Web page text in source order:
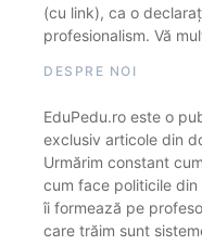
(cu link), ca o
profesionalism. Vă
DESPRE NOI
EduPedu.ro este o
exclusiv articole din
Urmărim constant
cum face politicile
îi formează pe
care trăim sunt